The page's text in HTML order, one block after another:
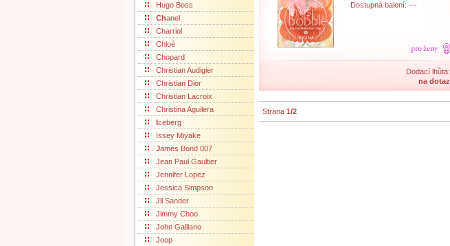
Hugo Boss
Chanel
Charriol
Chloé
Chopard
Christian Audigier
Christian Dior
Christian Lacroix
Christina Aguilera
Iceberg
Issey Miyake
James Bond 007
Jean Paul Gaultier
Jennifer Lopez
Jessica Simpson
Jil Sander
Jimmy Choo
John Galliano
Joop
Dostupná balení: ---
Dodací lhůta:
na dotaz
Strana 1/2